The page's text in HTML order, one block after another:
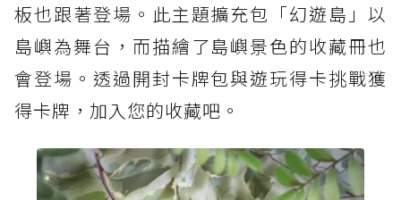
板也跟著登場。此主題擴充包「幻遊島」以
島嶼為舞台，而描繪了島嶼景色的收藏冊也
會登場。透過開封卡牌包與遊玩得卡挑戰獲
得卡牌，加入您的收藏吧。